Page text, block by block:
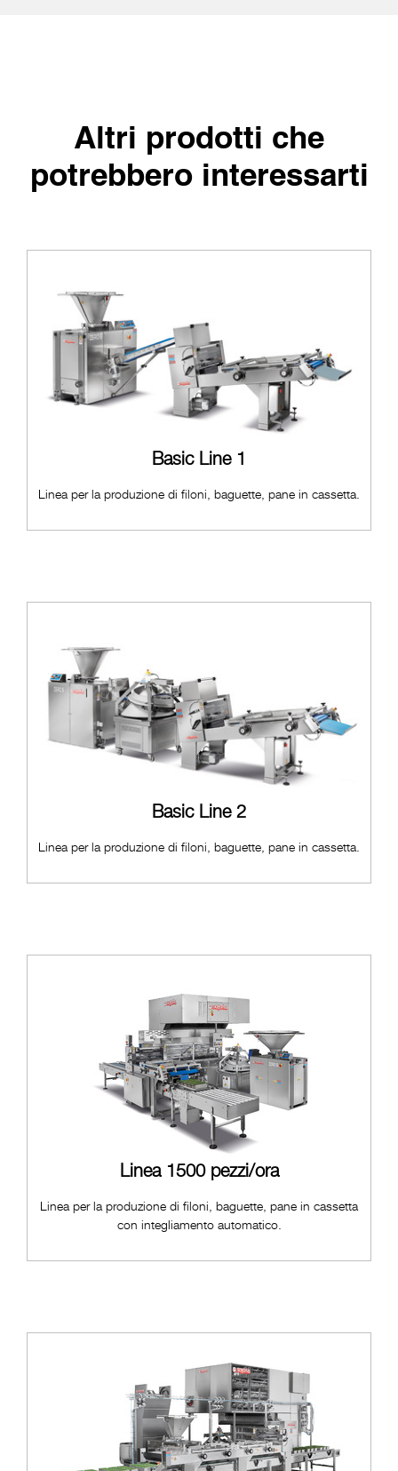
Altri prodotti che
potrebbero interessarti
Basic Line 1
Linea per la produzione di filoni, baguette, pane in cassetta.
Basic Line 2
Linea per la produzione di filoni, baguette, pane in cassetta.
Linea 1500 pezzi/ora
Linea per la produzione di filoni, baguette, pane in cassetta
con integliamento automatico.